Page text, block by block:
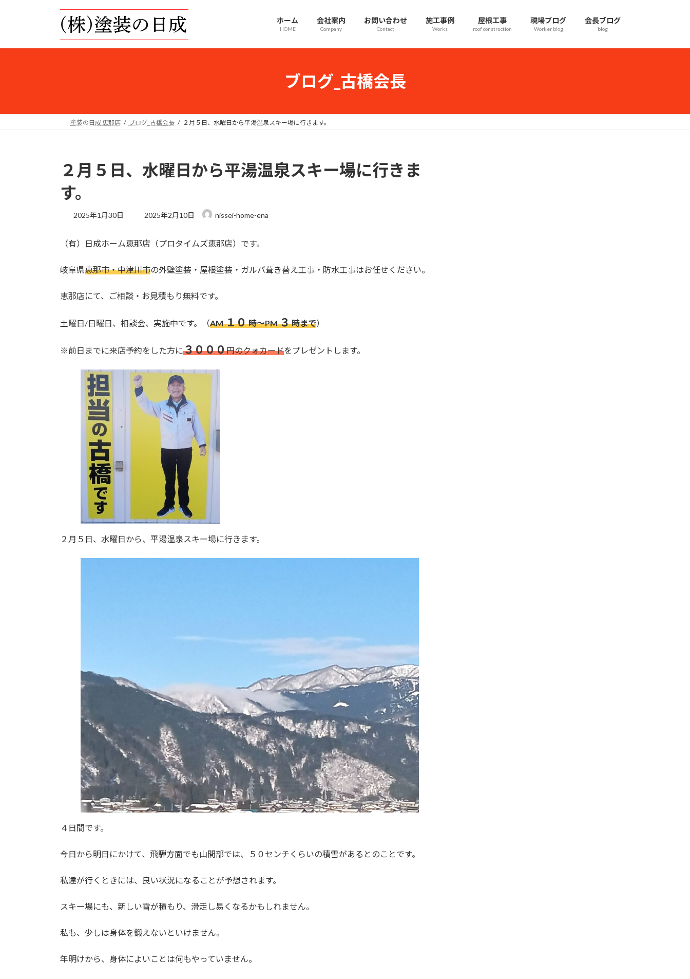
プ
動
ホーム
HOME
会社案内
Company
お問い合わせ
Contact
施工事例
Works
屋根工事
roof construction
現場ブログ
Worker blog
会長ブログ
blog
ブログ_古橋会長
塗装の日成 恵那店 ブログ_古橋会長 ２月５日、水曜日から平湯温泉スキー場に行きます。
２月５日、水曜日から平湯温泉スキー場に行きま
す。
2025年1月30日
最
新
時
:
2025年2月10日 nissei-home-ena
（有）日成ホーム恵那店（プロタイムズ恵那店）です。
岐阜県恵那市・中津川市の外壁塗装・屋根塗装・ガルバ葺き替え工事・防水工事はお任せください。
恵那店にて、ご相談・お見積もり無料です。
土曜日/日曜日、相談会、実施中です。（AM１０時～PM３時まで）
※前日までに来店予約をした方に３０００円のクォカードをプレゼントします。
２月５日、水曜日から、平湯温泉スキー場に行きます。
４日間です。
今日から明日にかけて、飛騨方面でも山間部では、５０センチくらいの積雪があるとのことです。
私達が行くときには、良い状況になることが予想されます。
スキー場にも、新しい雪が積もり、滑走し易くなるかもしれません。
私も、少しは身体を鍛えないといけません。
年明けから、身体によいことは何もやっていません。